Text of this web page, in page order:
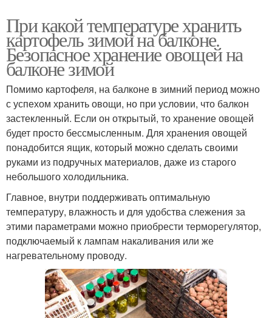
При какой температуре хранить
картофель зимой на балконе.
Безопасное хранение овощей на
балконе зимой
Помимо картофеля, на балконе в зимний период можно
с успехом хранить овощи, но при условии, что балкон
застекленный. Если он открытый, то хранение овощей
будет просто бессмысленным. Для хранения овощей
понадобится ящик, который можно сделать своими
руками из подручных материалов, даже из старого
небольшого холодильника.
Главное, внутри поддерживать оптимальную
температуру, влажность и для удобства слежения за
этими параметрами можно приобрести терморегулятор,
подключаемый к лампам накаливания или же
нагревательному проводу.